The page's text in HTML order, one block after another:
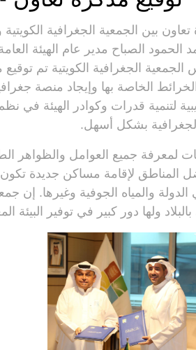
بين الجمعية الجغرافية
الحمود الصباح مدير عام الهيئة
الجمعية الجغرافية الكويتية تم
الخاصة بها وإيجاد منصة
لتنمية قدرات وكوادر الهيئة في
بشكل أسهل.
لمعرفة جميع العوامل والظواهر
المناطق لإقامة مساكن جديدة
والمياه الجوفية وغيرها. إن
بالبلاد ولها دور كبير في توفير البيئة